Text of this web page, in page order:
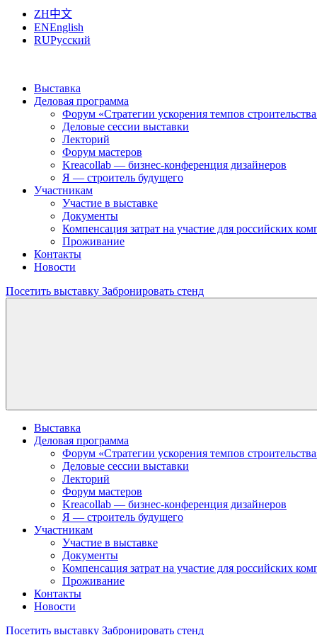
ZH中文
ENEnglish
RUРусский
Выставка
Деловая программа
Форум «Стратегии ускорения темпов
Деловые сессии выставки
Лекторий
Форум мастеров
Kreacollab — бизнес-конференция дизайнеров
Я — строитель будущего
Участникам
Участие в выставке
Документы
Компенсация затрат на участие для российских
Проживание
Контакты
Новости
Посетить выставку Забронировать стенд
Выставка
Деловая программа
Форум «Стратегии ускорения темпов
Деловые сессии выставки
Лекторий
Форум мастеров
Kreacollab — бизнес-конференция дизайнеров
Я — строитель будущего
Участникам
Участие в выставке
Документы
Компенсация затрат на участие для российских
Проживание
Контакты
Новости
Посетить выставку Забронировать стенд